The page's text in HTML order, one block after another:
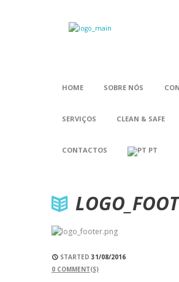
HOME SOBRE NÓS
SERVIÇOS CLEAN & SAFE
CONTACTOS PT
STARTED 31/08/2016
0 COMMENT(S)